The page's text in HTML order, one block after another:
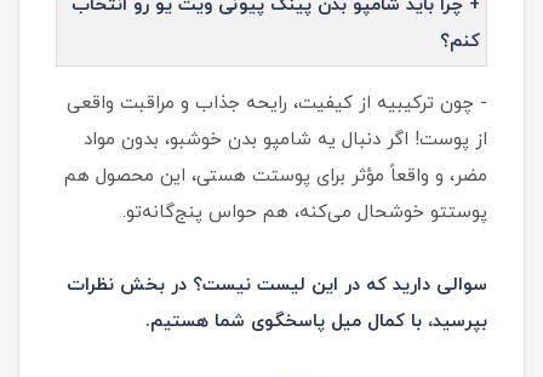
+ چرا باید شامپو بدن پینک پیونی ویت یو رو انتخاب
کنم؟
- چون ترکیبیه از کیفیت، رایحه جذاب و مراقبت واقعی
از پوست! اگر دنبال یه شامپو بدن خوشبو، بدون مواد
مضر، و واقعاً مؤثر برای پوستت هستی، این محصول هم
پوستتو خوشحال می‌کنه، هم حواس پنج‌گانه‌تو.
سوالی دارید که در این لیست نیست؟ در بخش نظرات
بپرسید، با کمال میل پاسخگوی شما هستیم.